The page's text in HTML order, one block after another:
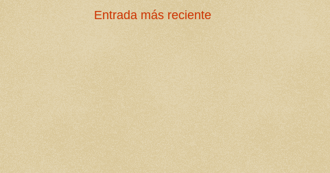
Entrada más reciente